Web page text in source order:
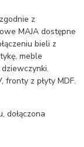
z
MAJA dostępne
bieli z
meble
fronty z płyty MDF.
dołączona